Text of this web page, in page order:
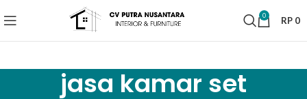
0 RP 0
jasa kamar set